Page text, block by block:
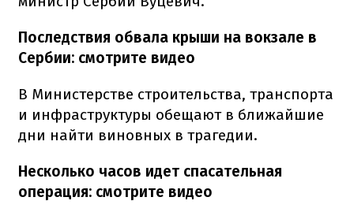
Последствия обвала крыши на вокзале в
Сербии: смотрите видео
В Министерстве строительства, транспорта
и инфраструктуры обещают в ближайшие
дни найти виновных в трагедии.
Несколько часов идет спасательная
операция: смотрите видео